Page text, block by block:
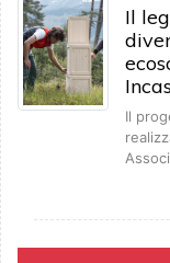
Il
Il